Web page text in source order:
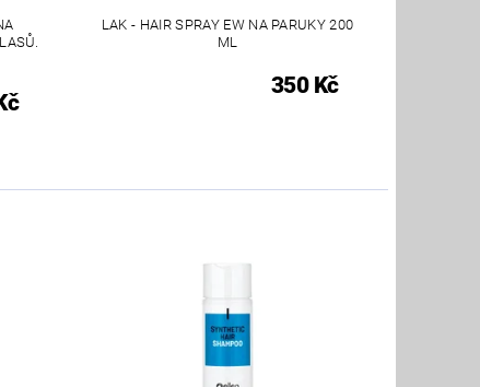
LAK - HAIR SPRAY EW NA PARUKY 200
ML
350 Kč